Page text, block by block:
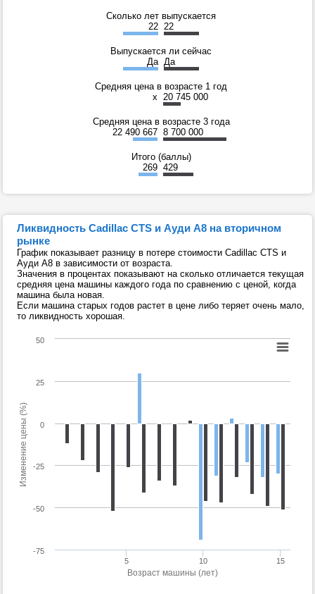
Сколько лет выпускается
22 22
Выпускается ли сейчас
Да Да
Средняя цена в возрасте 1 год
x
20 745 000
Средняя цена в возрасте 3 года
22 490 667 8 700 000
Итого (баллы)
269 429
Ликвидность Cadillac CTS и Ауди А8 на вторичном
рынке
График показывает разницу в потере стоимости Cadillac CTS и
Ауди А8 в зависимости от возраста.
Значения в процентах показывают на сколько отличается текущая
средняя цена машины каждого года по сравнению с ценой, когда
машина была новая.
Если машина старых годов растет в цене либо теряет очень мало,
то ликвидность хорошая.
Возраст машины (лет)
Изменение цены (%)
5 10 15
0
-75
-50
-25
25
50